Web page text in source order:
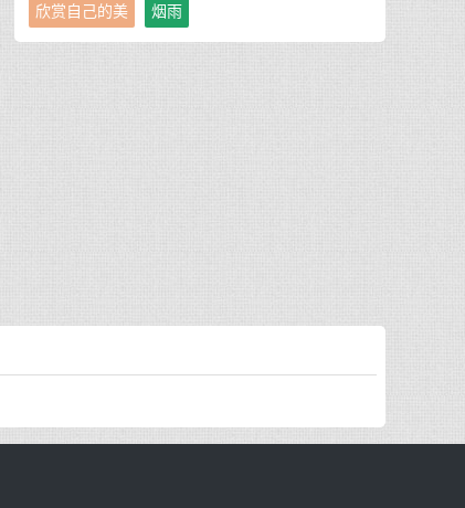
欣赏自己的美 烟雨